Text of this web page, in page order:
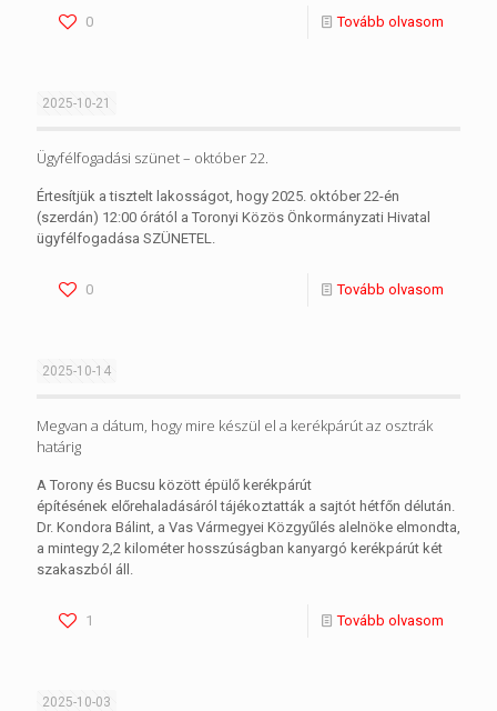
0 Tovább olvasom
2025-10-21
Ügyfélfogadási szünet – október 22.
Értesítjük a tisztelt lakosságot, hogy 2025. október 22-én
(szerdán) 12:00 órától a Toronyi Közös Önkormányzati Hivatal
ügyfélfogadása SZÜNETEL.
0 Tovább olvasom
2025-10-14
Megvan a dátum, hogy mire készül el a kerékpárút az osztrák
határig
A Torony és Bucsu között épülő kerékpárút
építésének előrehaladásáról tájékoztatták a sajtót hétfőn délután.
Dr. Kondora Bálint, a Vas Vármegyei Közgyűlés alelnöke elmondta,
a mintegy 2,2 kilométer hosszúságban kanyargó kerékpárút két
szakaszból áll.
1 Tovább olvasom
2025-10-03